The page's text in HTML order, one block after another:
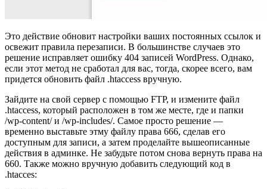
Это действие обновит настройки ваших постоянных ссылок и
освежит правила перезаписи. В большинстве случаев это
решение исправляет ошибку 404 записей WordPress. Однако,
если этот метод не сработал для вас, тогда, скорее всего, вам
придется обновить файл .htaccess вручную.
Зайдите на свой сервер с помощью FTP, и измените файл
.htaccess, который расположен в том же месте, где и папки
/wp-content/ и /wp-includes/. Самое просто решение —
временно выставьте этму файлу права 666, сделав его
доступным для записи, а затем проделайте вышеописанные
действия в админке. Не забудьте потом снова вернуть права на
660. Также можно вручную добавить следующий код в
.htacces: